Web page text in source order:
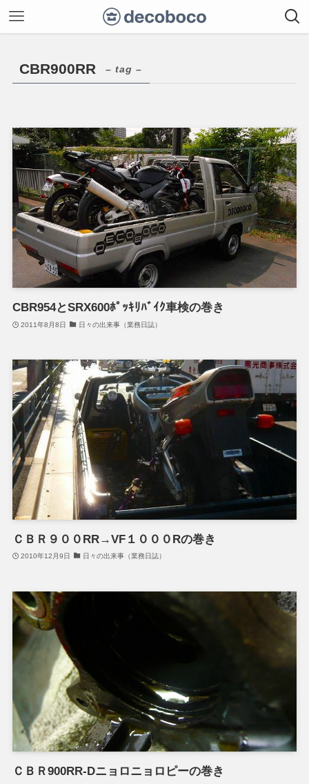
CBR900RR – tag –
CBR954とSRX600ﾎﾟｯｷﾘﾊﾞｲｸ車検の巻き
2011年8月8日 日々の出来事（業務日誌）
ＣＢＲ９００RR→VF１０００Rの巻き
2010年12月9日 日々の出来事（業務日誌）
ＣＢＲ900RR-Dニョロニョロピーの巻き